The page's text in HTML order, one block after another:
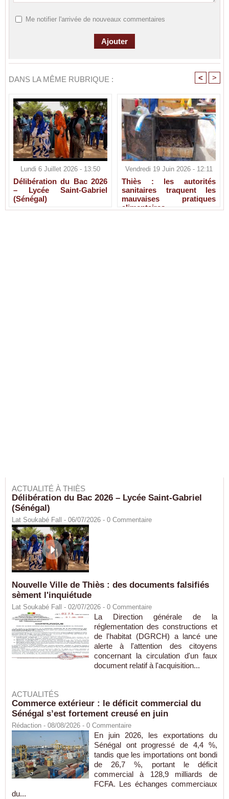
Me notifier l'arrivée de nouveaux commentaires
DANS LA MÊME RUBRIQUE : < >
Lundi 6 Juillet 2026 - 13:50
Délibération du Bac 2026
– Lycée Saint-Gabriel
(Sénégal)
Vendredi 19 Juin 2026 - 12:11
Thiès : les autorités
sanitaires traquent les
mauvaises pratiques
alimentaires
ACTUALITÉ À THIÈS
Délibération du Bac 2026 – Lycée Saint-Gabriel
(Sénégal)
Lat Soukabé Fall - 06/07/2026 - 0 Commentaire
Nouvelle Ville de Thiès : des documents falsifiés
sèment l'inquiétude
Lat Soukabé Fall - 02/07/2026 - 0 Commentaire
La Direction générale de la
réglementation des constructions et
de l'habitat (DGRCH) a lancé une
alerte à l'attention des citoyens
concernant la circulation d'un faux
document relatif à l'acquisition...
ACTUALITÉS
Commerce extérieur : le déficit commercial du
Sénégal s’est fortement creusé en juin
Rédaction - 08/08/2026 - 0 Commentaire
En juin 2026, les exportations du
Sénégal ont progressé de 4,4 %,
tandis que les importations ont bondi
de 26,7 %, portant le déficit
commercial à 128,9 milliards de
FCFA. Les échanges commerciaux
du...